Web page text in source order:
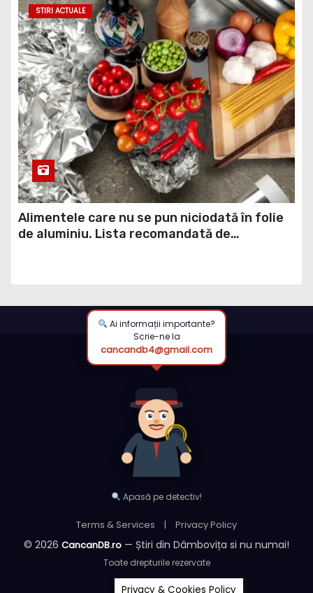
STIRI ACTUALE
Alimentele care nu se pun niciodată în folie
de aluminiu. Lista recomandată de
Ai informații importante?
Scrie-ne la
cancandb4@gmail.com
Apasă pe detectiv!
Terms & Services | Privacy Policy
© 2026 CancanDB.ro — Știri din Dâmbovița si nu numai!
Toate drepturile rezervate
Privacy & Cookies Policy